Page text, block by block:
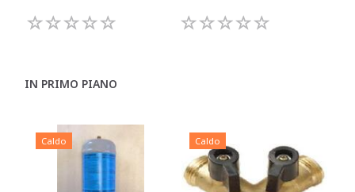
IN PRIMO PIANO
Caldo Caldo